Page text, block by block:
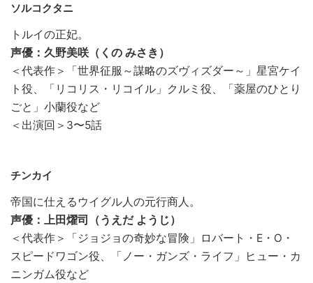
ソルコクタニ
トルイの正妃。
声優：久野美咲（くの みさき）
＜代表作＞「世界征服～謀略のズヴィズダー～」星宮ケイ
ト役、「リコリス・リコイル」クルミ役、「薬屋のひとり
ごと」小蘭役など
＜出演回＞3〜5話
チンカイ
帝国に仕えるウイグル人の元行商人。
声優：上田燿司（うえだ ようじ）
＜代表作＞「ジョジョの奇妙な冒険」ロバート・E・O・
スピードワゴン役、「ノー・ガンズ・ライフ」ヒュー・カ
ニンガム役など